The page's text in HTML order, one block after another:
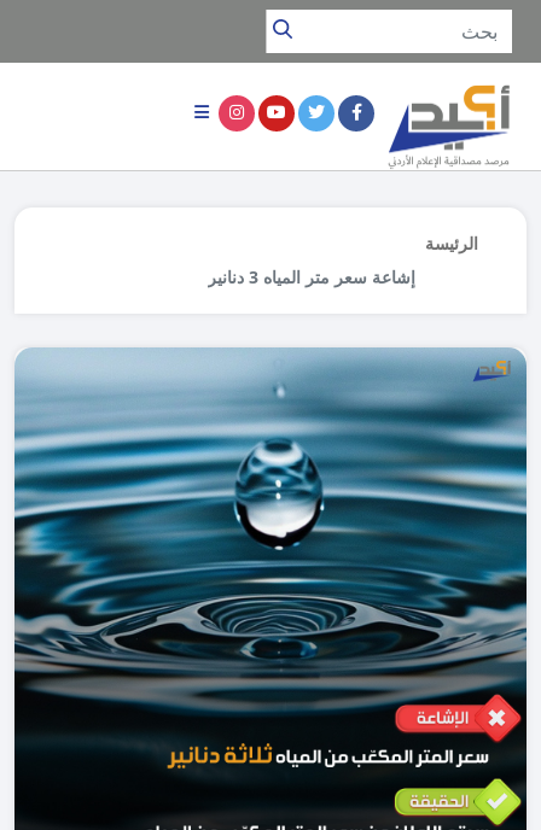
الرئيسة
إشاعة سعر متر المياه 3 دنانير